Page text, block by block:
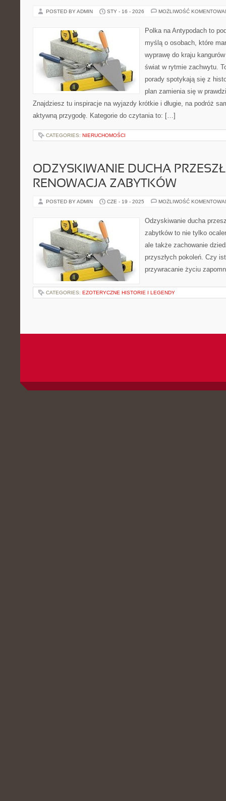
POSTED BY ADMIN STY - 16 - 2026 MOŻLIWOŚĆ
Polka na Antypodach to
myślą o osobach, które
wyprawę do kraju
świat w rytmie zachwytu.
porady spotykają się z
plan zamienia się w
Znajdziesz tu inspiracje na wyjazdy krótkie i długie, na podróż
aktywną przygodę. Kategorie do czytania to: […]
CATEGORIES: NIERUCHOMOŚCI
ODZYSKIWANIE DUCHA
RENOWACJA ZABYTKÓW
POSTED BY ADMIN CZE - 19 - 2025 MOŻLIWOŚĆ
Odzyskiwanie ducha
zabytków to nie tylko
ale także zachowanie
przyszłych pokoleń. Czy
przywracanie życiu
CATEGORIES: EZOTERYCZNE HISTORIE I LEGENDY